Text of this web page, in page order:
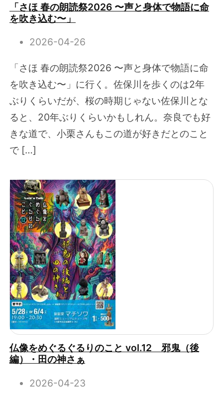
「さほ 春の朗読祭2026 〜声と身体で物語に命
を吹き込む〜」
2026-04-26
「さほ 春の朗読祭2026 〜声と身体で物語に命
を吹き込む〜」に行く。佐保川を歩くのは2年
ぶりくらいだが、桜の時期じゃない佐保川とな
ると、20年ぶりくらいかもしれん。奈良でも好
きな道で、小栗さんもこの道が好きだとのこと
で […]
仏像をめぐるぐるりのこと vol.12 邪鬼（後
編）・田の神さぁ
2026-04-23